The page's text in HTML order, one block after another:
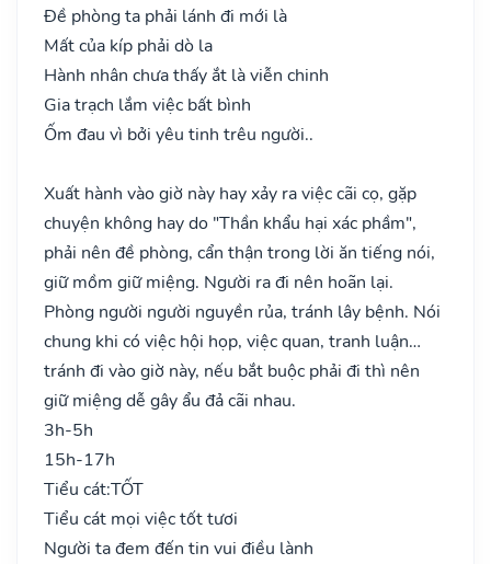
Đề phòng ta phải lánh đi mới là
Mất của kíp phải dò la
Hành nhân chưa thấy ắt là viễn chinh
Gia trạch lắm việc bất bình
Ốm đau vì bởi yêu tinh trêu người..
Xuất hành vào giờ này hay xảy ra việc cãi cọ, gặp
chuyện không hay do "Thần khẩu hại xác phầm",
phải nên đề phòng, cẩn thận trong lời ăn tiếng nói,
giữ mồm giữ miệng. Người ra đi nên hoãn lại.
Phòng người người nguyền rủa, tránh lây bệnh. Nói
chung khi có việc hội họp, việc quan, tranh luận…
tránh đi vào giờ này, nếu bắt buộc phải đi thì nên
giữ miệng dễ gây ẩu đả cãi nhau.
3h-5h
15h-17h
Tiểu cát:TỐT
Tiểu cát mọi việc tốt tươi
Người ta đem đến tin vui điều lành